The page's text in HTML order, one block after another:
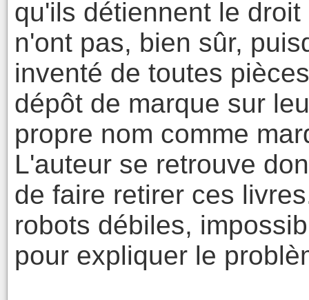
qu'ils détiennent le
n'ont pas, bien sûr,
inventé de toutes
dépôt de marque sur
propre nom comme
L'auteur se retrouve
de faire retirer ces
robots débiles,
pour expliquer le